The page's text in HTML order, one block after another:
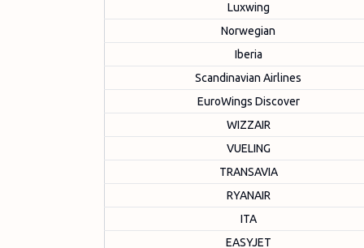
Luxwing
Norwegian
Iberia
Scandinavian Airlines
EuroWings Discover
WIZZAIR
VUELING
TRANSAVIA
RYANAIR
ITA
EASYJET